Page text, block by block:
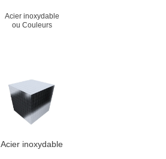
Acier inoxydable
ou Couleurs
Acier inoxydable